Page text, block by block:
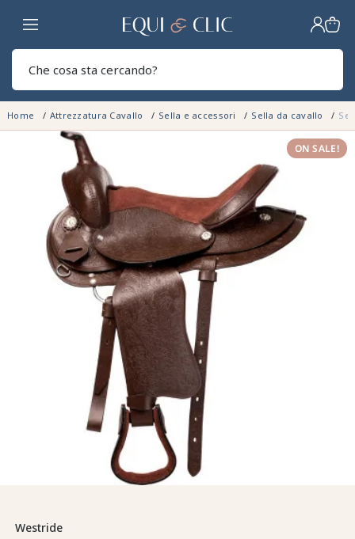
Casa
Home Attrezzatura Cavallo Sella e accessori Sella da cavallo
ON SALE!
Westride